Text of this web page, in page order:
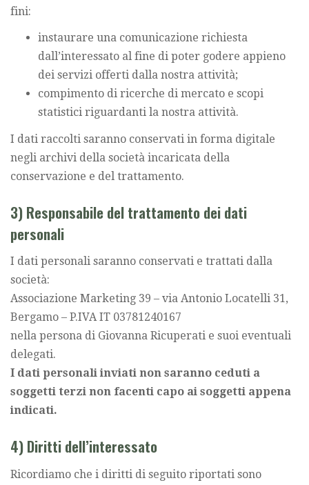
fini:
instaurare una comunicazione richiesta
dall’interessato al fine di poter godere appieno
dei servizi offerti dalla nostra attività;
compimento di ricerche di mercato e scopi
statistici riguardanti la nostra attività.
I dati raccolti saranno conservati in forma digitale
negli archivi della società incaricata della
conservazione e del trattamento.
3) Responsabile del trattamento dei dati
personali
I dati personali saranno conservati e trattati dalla
società:
Associazione Marketing 39 – via Antonio Locatelli 31,
Bergamo – P.IVA IT 03781240167
nella persona di Giovanna Ricuperati e suoi eventuali
delegati.
I dati personali inviati non saranno ceduti a
soggetti terzi non facenti capo ai soggetti appena
indicati.
4) Diritti dell’interessato
Ricordiamo che i diritti di seguito riportati sono